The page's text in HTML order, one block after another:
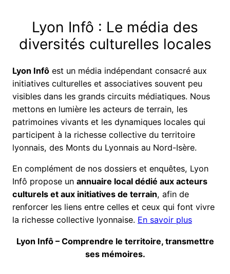
Lyon Infô : Le média des
diversités culturelles locales
Lyon Infô est un média indépendant consacré aux
initiatives culturelles et associatives souvent peu
visibles dans les grands circuits médiatiques. Nous
mettons en lumière les acteurs de terrain, les
patrimoines vivants et les dynamiques locales qui
participent à la richesse collective du territoire
lyonnais, des Monts du Lyonnais au Nord-Isère.
En complément de nos dossiers et enquêtes, Lyon
Infô propose un annuaire local dédié aux acteurs
culturels et aux initiatives de terrain, afin de
renforcer les liens entre celles et ceux qui font vivre
la richesse collective lyonnaise. En savoir plus
Lyon Infô – Comprendre le territoire, transmettre
ses mémoires.